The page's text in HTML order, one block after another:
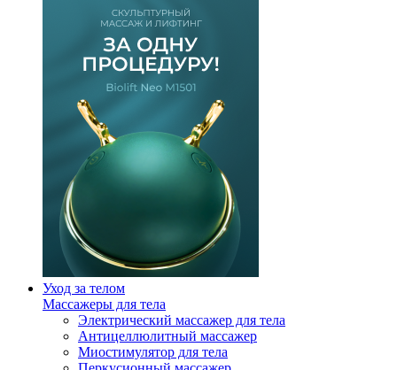
Уход за телом
Массажеры для тела
Электрический массажер для тела
Антицеллюлитный массажер
Миостимулятор для тела